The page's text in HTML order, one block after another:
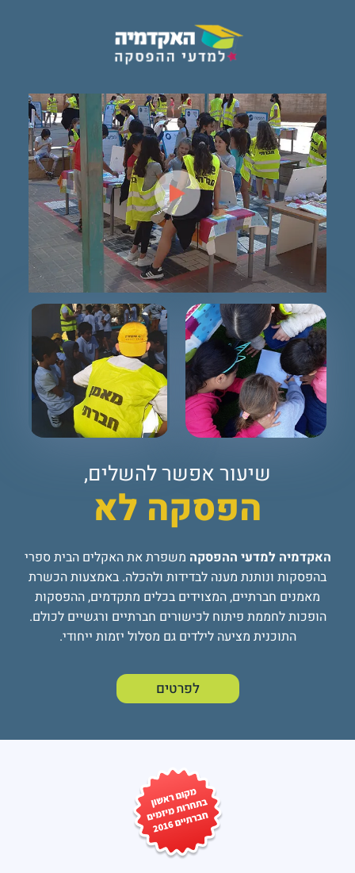
שיעור אפשר להשלים,
הפסקה לא
האקדמיה למדעי ההפסקה משפרת את האקלים הבית ספרי
בהפסקות ונותנת מענה לבדידות ולהכלה. באמצעות הכשרת
מאמנים חברתיים, המצוידים בכלים מתקדמים, ההפסקות
הופכות לחממת פיתוח לכישורים חברתיים ורגשיים לכולם.
התוכנית מציעה לילדים גם מסלול יזמות ייחודי.
לפרטים